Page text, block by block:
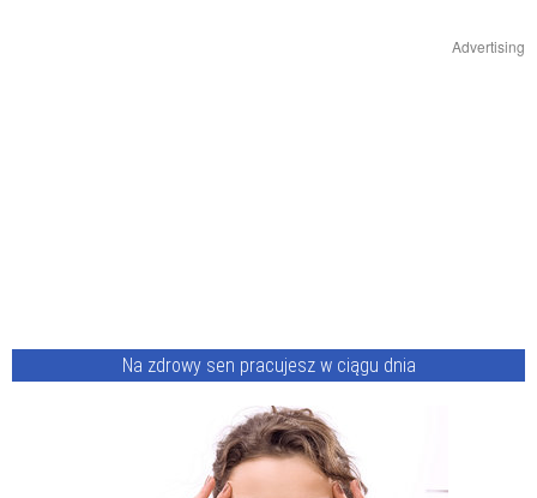
Advertising
Na zdrowy sen pracujesz w ciągu dnia